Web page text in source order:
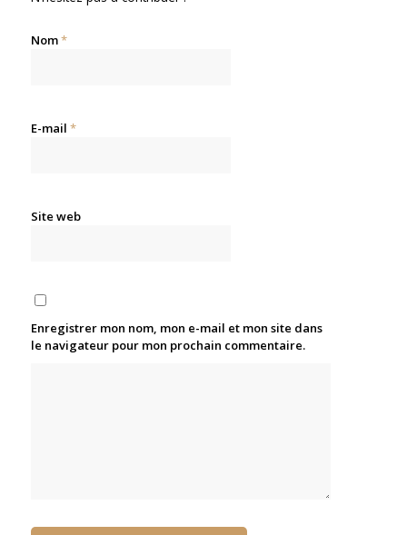
Nom*
E-mail *
Site web
Enregistrer mon nom, mon e-mail et mon site dans
le navigateur pour mon prochain commentaire.